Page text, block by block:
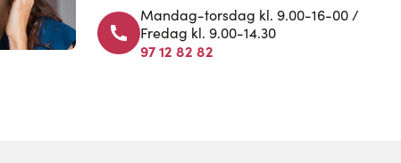
Mandag-torsdag kl. 9.00-16-00 /
Fredag kl. 9.00-14.30
97 12 82 82